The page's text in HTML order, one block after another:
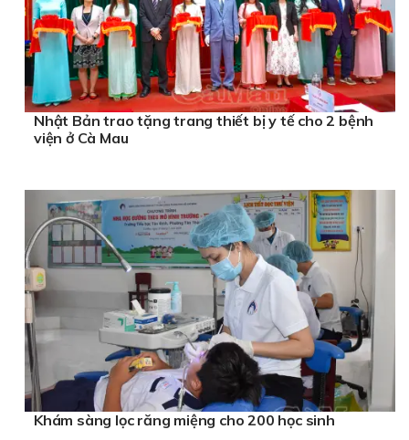
Nhật Bản trao tặng trang thiết bị y tế cho 2 bệnh
viện ở Cà Mau
Khám sàng lọc răng miệng cho 200 học sinh